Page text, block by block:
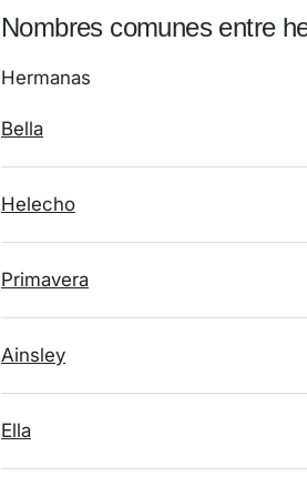
Nombres comunes entre
Hermanas
Bella
Helecho
Primavera
Ainsley
Ella